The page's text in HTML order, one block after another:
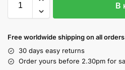
В
Free worldwide shipping on all
30 days easy returns
Order yours before 2.30pm for